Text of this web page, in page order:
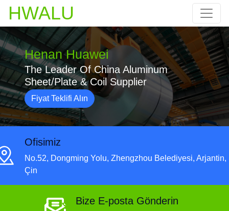
HWALU
Henan Huawei
The Leader Of China Aluminum
Sheet/Plate & Coil Supplier
Fiyat Teklifi Alın
Ofisimiz
No.52, Dongming Yolu, Zhengzhou Belediyesi, Arjantin,
Çin
Bize E-posta Gönderin